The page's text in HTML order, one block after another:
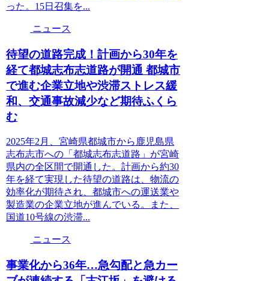
った。15日召集を...
ニュース
待望の道路完成！計画から30年を
経て都城志布志道路が開通 都城市
で進む企業立地や渋滞ストレス緩
和、交通事故減少など期待ふくら
む
2025年2月、宮崎県都城市から鹿児島県
志布志市への「都城志布志道路」が宮崎
県内の全区間で開通した。計画から約30
年を経て実現した待望の道路は、物流の
効率化が期待され、都城市への運送業や
製造業の企業立地が進んでいる。また、
国道10号線の渋滞...
ニュース
事業化から36年…急勾配と急カー